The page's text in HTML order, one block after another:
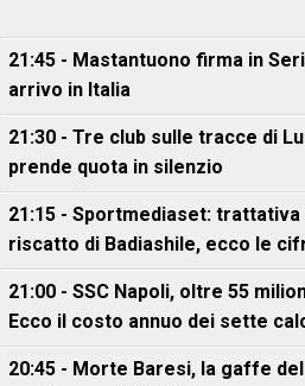
21:45 - Mastantuono firma in
arrivo in Italia
21:30 - Tre club sulle tracce di
prende quota in silenzio
21:15 - Sportmediaset:
riscatto di Badiashile, ecco le
21:00 - SSC Napoli, oltre 55
Ecco il costo annuo dei sette
20:45 - Morte Baresi, la gaffe